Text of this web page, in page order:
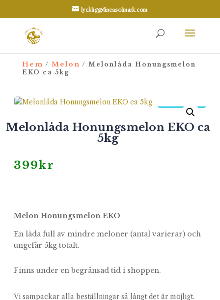
lycklig@fincasolmark.com
Hem / Melon / Melonlåda Honungsmelon
EKO ca 5kg
NYHET
Melonlåda Honungsmelon EKO ca
5kg
399kr
Melon Honungsmelon EKO
En låda full av mindre meloner (antal varierar) och
ungefär 5kg totalt.
Finns under en begränsad tid i shoppen.
Vi sampackar alla beställningar så långt det är möjligt.